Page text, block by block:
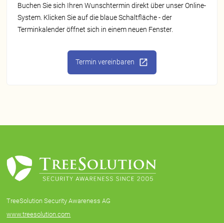
Buchen Sie sich Ihren Wunschtermin direkt über unser Online-
System. Klicken Sie auf die blaue Schaltfläche - der
Terminkalender öffnet sich in einem neuen Fenster.
Termin vereinbaren
TreeSolution Security Awareness AG
www.treesolution.com